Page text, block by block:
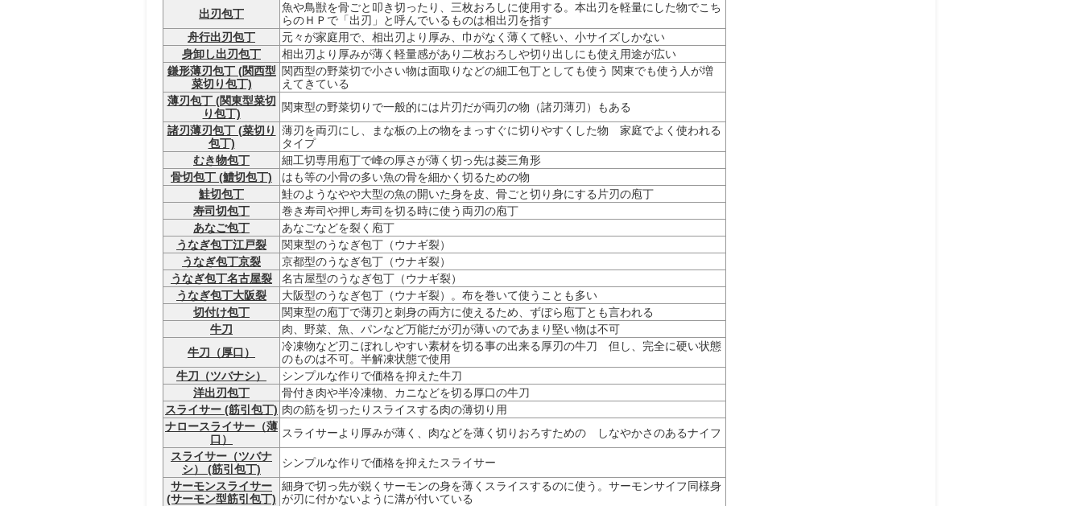
出刃包丁
魚や鳥獣を骨ごと叩き切ったり、三枚おろしに使用する。本出刃を軽量にした物でこち
らのＨＰで「出刃」と呼んでいるものは相出刃を指す
舟行出刃包丁
元々が家庭用で、相出刃より厚み、巾がなく薄くて軽い、小サイズしかない
身卸し出刃包丁
相出刃より厚みが薄く軽量感があり二枚おろしや切り出しにも使え用途が広い
鎌形薄刃包丁 (関西型
菜切り包丁)
関西型の野菜切で小さい物は面取りなどの細工包丁としても使う 関東でも使う人が増
えてきている
薄刃包丁 (関東型菜切
り包丁)
関東型の野菜切りで一般的には片刃だが両刃の物（諸刃薄刃）もある
諸刃薄刃包丁 (菜切り
包丁)
薄刃を両刃にし、まな板の上の物をまっすぐに切りやすくした物 家庭でよく使われる
タイプ
むき物包丁
細工切専用庖丁で峰の厚さが薄く切っ先は菱三角形
骨切包丁 (鱧切包丁)
はも等の小骨の多い魚の骨を細かく切るための物
鮭切包丁
鮭のようなやや大型の魚の開いた身を皮、骨ごと切り身にする片刃の庖丁
寿司切包丁
巻き寿司や押し寿司を切る時に使う両刃の庖丁
あなご包丁
あなごなどを裂く庖丁
うなぎ包丁江戸裂
関東型のうなぎ包丁（ウナギ裂）
うなぎ包丁京裂
京都型のうなぎ包丁（ウナギ裂）
うなぎ包丁名古屋裂
名古屋型のうなぎ包丁（ウナギ裂）
うなぎ包丁大阪裂
大阪型のうなぎ包丁（ウナギ裂）。布を巻いて使うことも多い
切付け包丁
関東型の庖丁で薄刃と刺身の両方に使えるため、ずぼら庖丁とも言われる
牛刀
肉、野菜、魚、パンなど万能だが刃が薄いのであまり堅い物は不可
牛刀（厚口）
冷凍物など刃こぼれしやすい素材を切る事の出来る厚刃の牛刀 但し、完全に硬い状態
のものは不可。半解凍状態で使用
牛刀（ツバナシ）
シンプルな作りで価格を抑えた牛刀
洋出刃包丁
骨付き肉や半冷凍物、カニなどを切る厚口の牛刀
スライサー (筋引包丁) 肉の筋を切ったりスライスする肉の薄切り用
ナロースライサー（薄
口）
スライサーより厚みが薄く、肉などを薄く切りおろすための しなやかさのあるナイフ
スライサー（ツバナ
シ） (筋引包丁)
シンプルな作りで価格を抑えたスライサー
サーモンスライサー
(サーモン型筋引包丁)
細身で切っ先が鋭くサーモンの身を薄くスライスするのに使う。サーモンサイフ同様身
が刃に付かないように溝が付いている